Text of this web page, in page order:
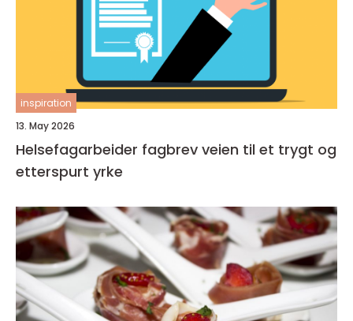
inspiration
13. May 2026
Helsefagarbeider fagbrev veien til et trygt og
etterspurt yrke